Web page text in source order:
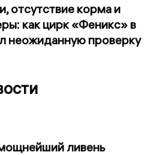
отсутствие корма и
как цирк «Феникс» в
неожиданную проверку
ливень